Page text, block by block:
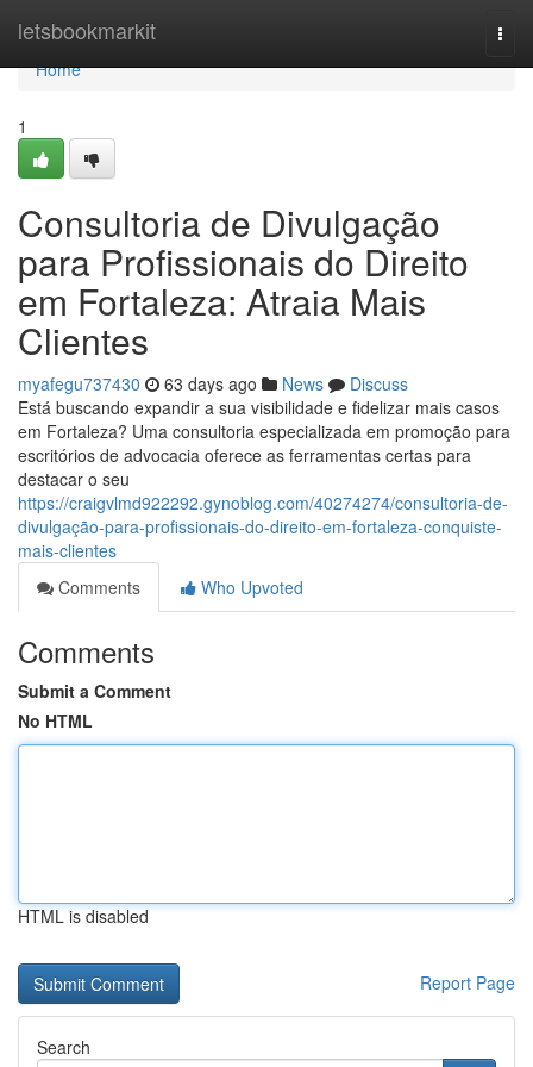
letsbookmarkit
Home
Home
1
Consultoria de Divulgação
para Profissionais do Direito
em Fortaleza: Atraia Mais
Clientes
myafegu737430 63 days ago News
Discuss
Está buscando expandir a sua visibilidade e fidelizar mais casos
em Fortaleza? Uma consultoria especializada em promoção para
escritórios de advocacia oferece as ferramentas certas para
destacar o seu
https://craigvlmd922292.gynoblog.com/40274274/consultoria-de-
divulgação-para-profissionais-do-direito-em-fortaleza-conquiste-
mais-clientes
Comments
Who Upvoted
Comments
Submit a Comment
No HTML
HTML is disabled
Report Page
Search